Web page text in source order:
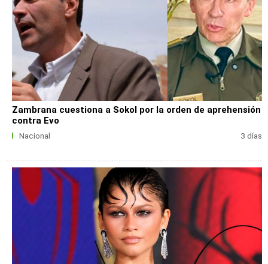
Zambrana cuestiona a Sokol por la orden de aprehensión
contra Evo
Nacional 3 días